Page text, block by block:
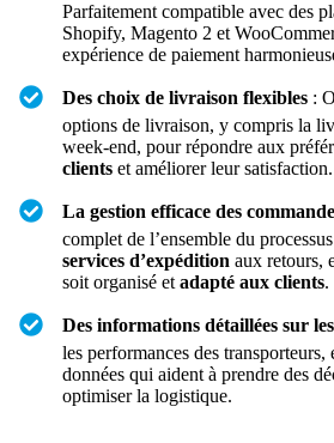
Parfaitement compatible avec des
Shopify, Magento 2 et
expérience de paiement
Des choix de livraison flexibles :
options de livraison, y compris la
week-end, pour répondre aux
clients et améliorer leur satisfaction.
La gestion efficace des
complet de l’ensemble du
services d’expédition aux retours,
soit organisé et adapté aux clients.
Des informations détaillées sur
les performances des transporteurs,
données qui aident à prendre des
optimiser la logistique.